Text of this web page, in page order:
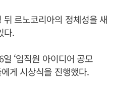
뒤 르노코리아의 정체성을 새
다.
‘임직원 아이디어 공모
게 시상식을 진행했다.